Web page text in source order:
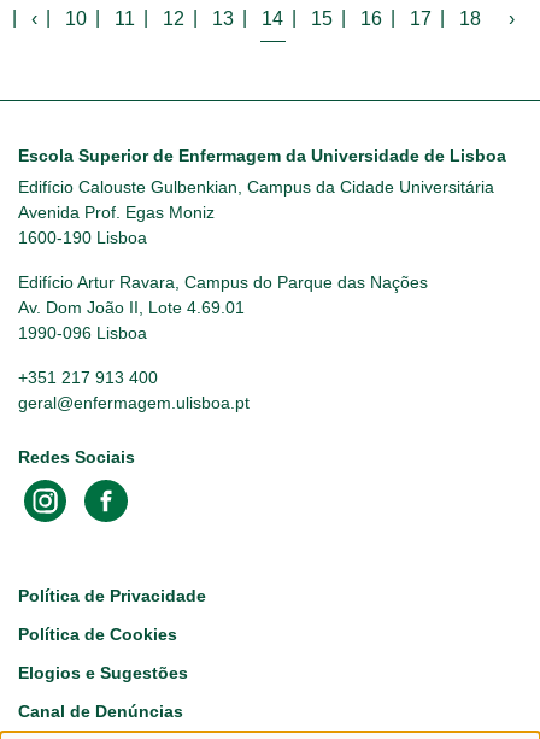
Paginação
‹‹ 10 11 12 13 14 15 16 17 18 ››
Escola Superior de Enfermagem da Universidade de Lisboa
Edifício Calouste Gulbenkian, Campus da Cidade Universitária
Avenida Prof. Egas Moniz
1600-190 Lisboa
Edifício Artur Ravara, Campus do Parque das Nações
Av. Dom João II, Lote 4.69.01
1990-096 Lisboa
+351 217 913 400
geral@enfermagem.ulisboa.pt
Redes Sociais
Footer
Política de Privacidade
Política de Cookies
Elogios e Sugestões
Canal de Denúncias